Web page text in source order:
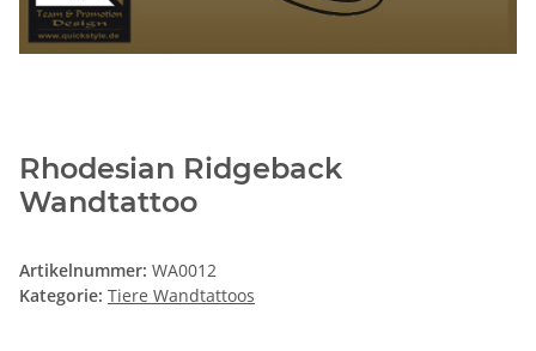
Rhodesian Ridgeback
Wandtattoo
Artikelnummer: WA0012
Kategorie: Tiere Wandtattoos